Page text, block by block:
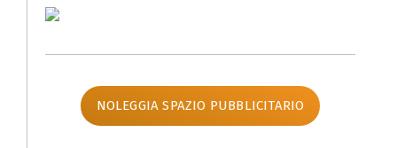
NOLEGGIA SPAZIO PUBBLICITARIO